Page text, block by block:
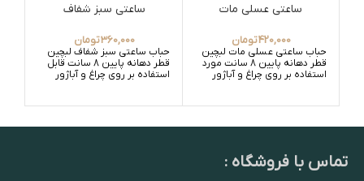
ساعتی عسلی مات
420,000تومان
حباب ساعتی عسلی مات لبچین
قطر دهانه پایین 8 سانت مورد
استفاده بر روی چراغ و آباژور
ساعتی سبز شفاف
360,000تومان
حباب ساعتی سبز شفاف لبچین
قطر دهانه پایین 8 سانت قابل
استفاده بر روی چراغ و آباژور
تماس با فروشگاه :